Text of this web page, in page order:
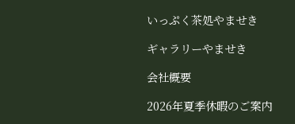
いっぷく茶処やませき
ギャラリーやませき
会社概要
2026年夏季休暇のご案内